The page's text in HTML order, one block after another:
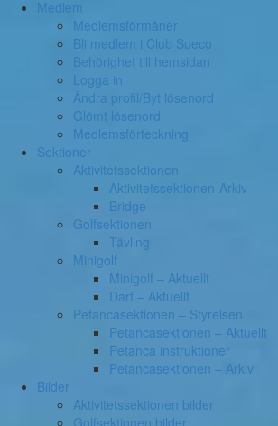
Medlemsförmåner
Bli medlem i Club Sueco
Behörighet till hemsidan
Logga in
Ändra profil/Byt lösenord
Glömt lösenord
Medlemsförteckning
Sektioner
Aktivitetssektionen
Aktivitetssektionen-Arkiv
Bridge
Golfsektionen
Tävling
Minigolf
Minigolf – Aktuellt
Dart – Aktuellt
Petancasektionen – Styrelsen
Petancasektionen – Aktuellt
Petanca instruktioner
Petancasektionen – Arkiv
Bilder
Aktivitetssektionen bilder